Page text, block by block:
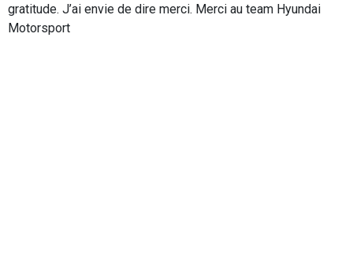
gratitude. J’ai envie de dire merci. Merci au team Hyundai
Motorsport